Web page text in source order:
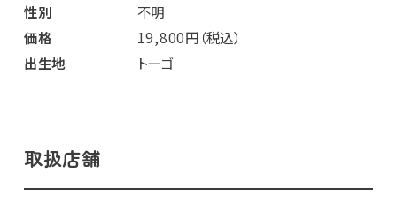
性別
不明
価格
19,800円（税込）
出生地
トーゴ
取扱店舗